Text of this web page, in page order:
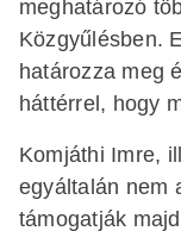
meghatározó
Közgyűlésben.
határozza meg
háttérrel, hogy
Komjáthi Imre,
egyáltalán nem
támogatják